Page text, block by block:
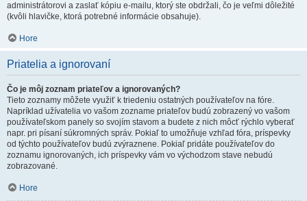
administrátorovi a zaslať kópiu e-mailu, ktorý ste obdržali, čo je veľmi dôležité
(kvôli hlavičke, ktorá potrebné informácie obsahuje).
Hore
Priatelia a ignorovaní
Čo je môj zoznam priateľov a ignorovaných?
Tieto zoznamy môžete využiť k triedeniu ostatných používateľov na fóre.
Napríklad užívatelia vo vašom zozname priateľov budú zobrazený vo vašom
používateľskom panely so svojím stavom a budete z nich môcť rýchlo vyberať
napr. pri písaní súkromných správ. Pokiaľ to umožňuje vzhľad fóra, príspevky
od týchto používateľov budú zvýraznene. Pokiaľ pridáte používateľov do
zoznamu ignorovaných, ich príspevky vám vo východzom stave nebudú
zobrazované.
Hore